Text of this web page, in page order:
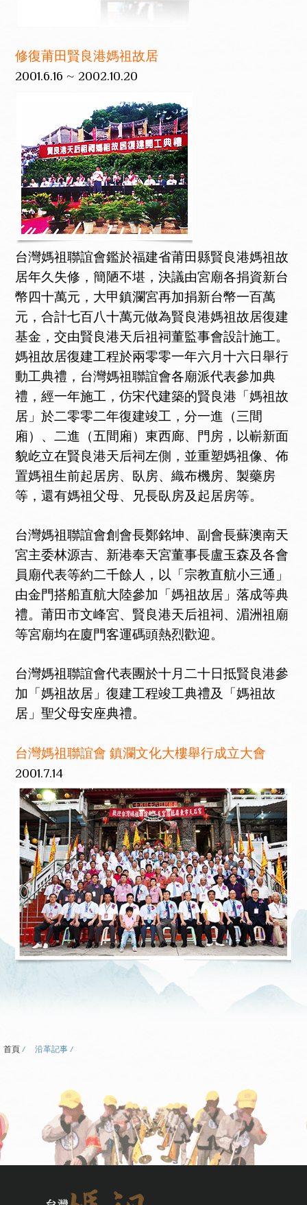
修復莆田賢良港媽祖故居
2001.6.16 ~ 2002.10.20
台灣媽祖聯誼會鑑於福建省莆田縣賢良港媽祖故
居年久失修，簡陋不堪，決議由宮廟各捐資新台
幣四十萬元，大甲鎮瀾宮再加捐新台幣一百萬
元，合計七百八十萬元做為賢良港媽祖故居復建
基金，交由賢良港天后祖祠董監事會設計施工。
媽祖故居復建工程於兩零零一年六月十六日舉行
動工典禮，台灣媽祖聯誼會各廟派代表參加典
禮，經一年施工，仿宋代建築的賢良港「媽祖故
居」於二零零二年復建竣工，分一進（三間
廂）、二進（五間廂）東西廊、門房，以嶄新面
貌屹立在賢良港天后祠左側，並重塑媽祖像、佈
置媽祖生前起居房、臥房、織布機房、製藥房
等，還有媽祖父母、兄長臥房及起居房等。
台灣媽祖聯誼會創會長鄭銘坤、副會長蘇澳南天
宮主委林源吉、新港奉天宮董事長盧玉森及各會
員廟代表等約二千餘人，以「宗教直航小三通」
由金門搭船直航大陸參加「媽祖故居」落成等典
禮。莆田市文峰宮、賢良港天后祖祠、湄洲祖廟
等宮廟均在廈門客運碼頭熱烈歡迎。
台灣媽祖聯誼會代表團於十月二十日抵賢良港參
加「媽祖故居」復建工程竣工典禮及「媽祖故
居」聖父母安座典禮。
台灣媽祖聯誼會 鎮瀾文化大樓舉行成立大會
2001.7.14
首頁 沿革記事